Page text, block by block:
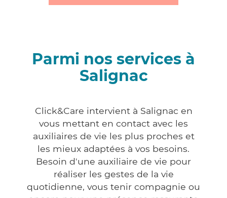
Parmi nos services à
Salignac
Click&Care intervient à Salignac en
vous mettant en contact avec les
auxiliaires de vie les plus proches et
les mieux adaptées à vos besoins.
Besoin d'une auxiliaire de vie pour
réaliser les gestes de la vie
quotidienne, vous tenir compagnie ou